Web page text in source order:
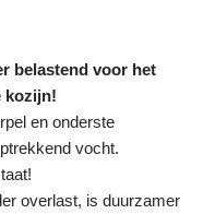
belastend voor het
kozijn!
en onderste
vocht.
overlast, is duurzamer